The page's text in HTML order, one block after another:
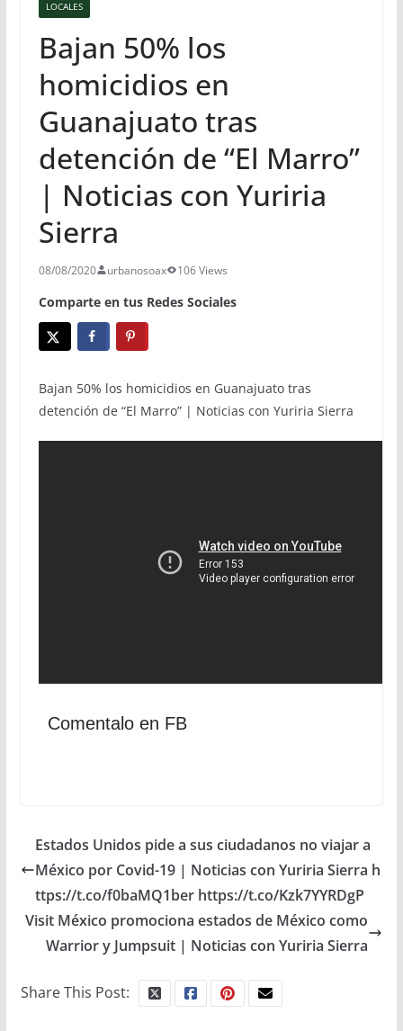
LOCALES
Bajan 50% los
homicidios en
Guanajuato tras
detención de “El Marro”
| Noticias con Yuriria
Sierra
08/08/2020 urbanosoax 106 Views
Comparte en tus Redes Sociales
Bajan 50% los homicidios en Guanajuato tras
detención de “El Marro” | Noticias con Yuriria Sierra
Comentalo en FB
Estados Unidos pide a sus ciudadanos no viajar a
México por Covid-19 | Noticias con Yuriria Sierra h
ttps://t.co/f0baMQ1ber https://t.co/Kzk7YYRDgP
Visit México promociona estados de México como
Warrior y Jumpsuit | Noticias con Yuriria Sierra
Share This Post: